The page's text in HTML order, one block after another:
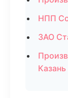
НПП
ЗАО
Казань